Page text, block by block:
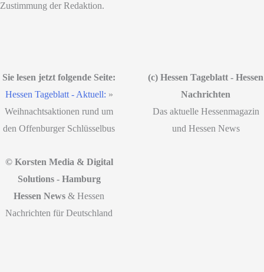
Zustimmung der Redaktion.
Sie lesen jetzt folgende Seite:
Hessen Tageblatt - Aktuell: »
Weihnachtsaktionen rund um
den Offenburger Schlüsselbus
(c) Hessen Tageblatt - Hessen
Nachrichten
Das aktuelle Hessenmagazin
und Hessen News
© Korsten Media & Digital
Solutions - Hamburg
Hessen News & Hessen
Nachrichten für Deutschland